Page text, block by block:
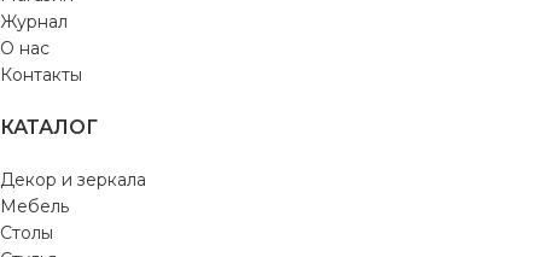
Журнал
О нас
Контакты
КАТАЛОГ
Декор и зеркала
Мебель
Столы